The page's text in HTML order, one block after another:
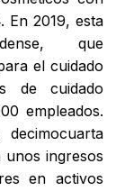
En 2019, esta
que
el cuidado
de cuidado
empleados.
unos ingresos
en activos